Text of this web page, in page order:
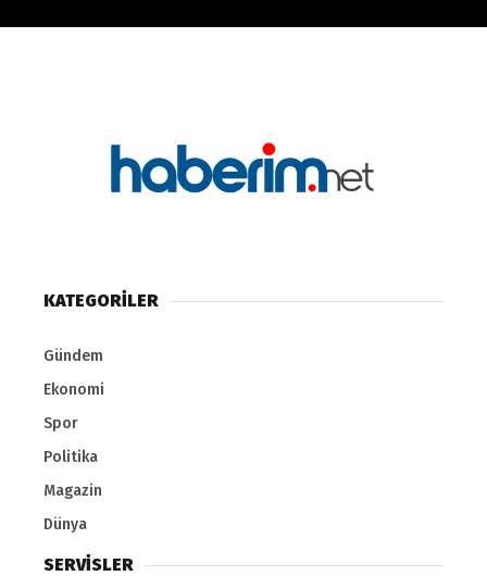
KATEGORİLER
Gündem
Ekonomi
Spor
Politika
Magazin
Dünya
SERVİSLER